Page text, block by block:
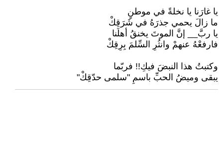
يا غارَنا يا نخلةً في موطنٍ
ما زالَ يحمي جذرَهُ في شَرَقِكْ
يا ربَّ__ إنَّ الموتَ يخنقُ أهلَنا
فارفعْهُ عنهمْ وانثُرِ السِّلمَ بِرِقِكْ
وكتبتُ هذا النبضَ فيكِ!! فربّما
يبقى وميضُ الحبِّ باسمِ "سلمى حدّقِكْ"